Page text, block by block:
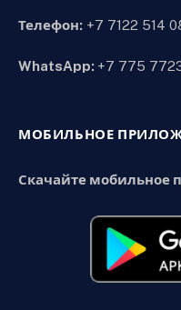
Телефон: +7 7122 514
WhatsApp: +7 775
МОБИЛЬНОЕ
Скачайте мобильное